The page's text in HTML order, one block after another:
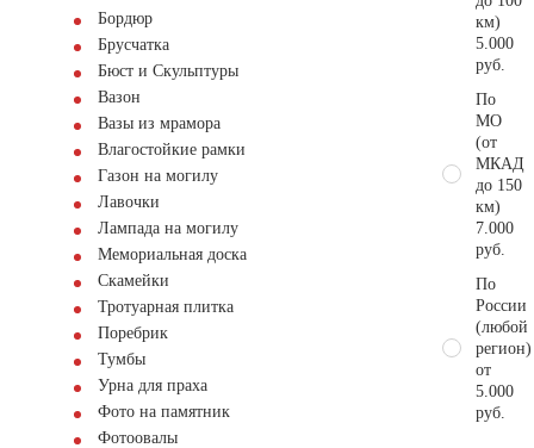
Бордюр
Брусчатка
Бюст и Скульптуры
Вазон
Вазы из мрамора
Влагостойкие рамки
Газон на могилу
Лавочки
Лампада на могилу
Мемориальная доска
Скамейки
Тротуарная плитка
Поребрик
Тумбы
Урна для праха
Фото на памятник
Фотоовалы
км)
5.000
руб.
По
МО
(от
МКАД
до 150
км)
7.000
руб.
По
России
(любой
регион)
от
5.000
руб.